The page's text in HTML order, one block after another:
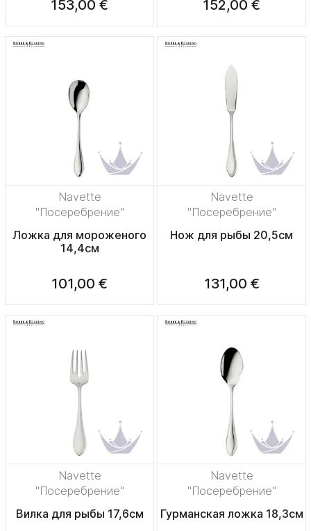
153,00 € 152,00 €
Navette
"Посеребрение"
Ложка для мороженого
14,4см
101,00 €
Navette
"Посеребрение"
Нож для рыбы 20,5см
131,00 €
Navette
"Посеребрение"
Вилка для рыбы 17,6см
Navette
"Посеребрение"
Гурманская ложка 18,3см